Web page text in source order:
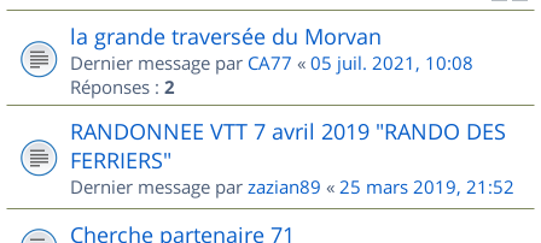
la grande traversée du Morvan
Dernier message par CA77 « 05 juil. 2021, 10:08
Réponses : 2
RANDONNEE VTT 7 avril 2019 "RANDO DES
FERRIERS"
Dernier message par zazian89 « 25 mars 2019, 21:52
Cherche partenaire 71